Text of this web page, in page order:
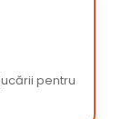
pentru